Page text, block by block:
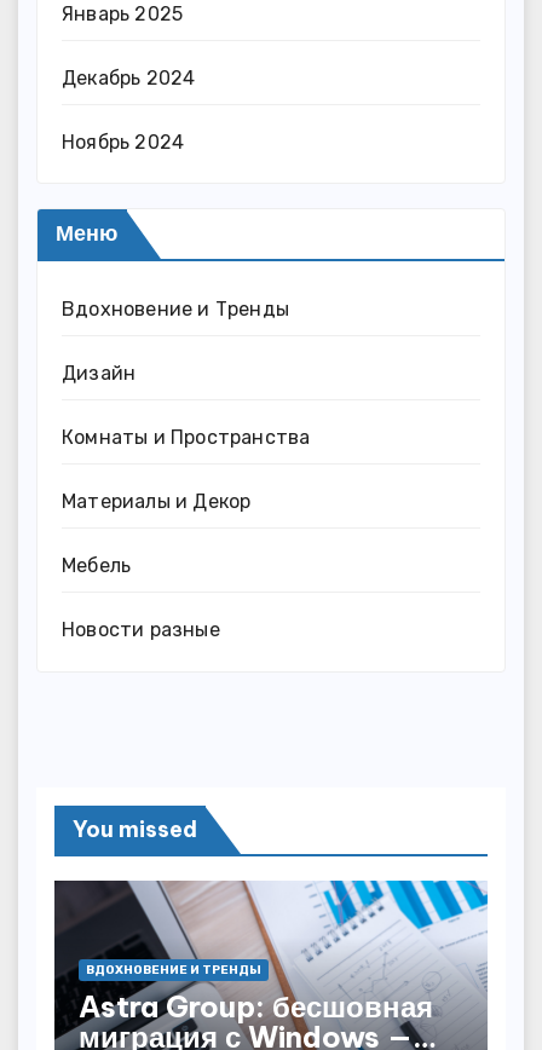
Январь 2025
Декабрь 2024
Ноябрь 2024
Меню
Вдохновение и Тренды
Дизайн
Комнаты и Пространства
Материалы и Декор
Мебель
Новости разные
You missed
ВДОХНОВЕНИЕ И ТРЕНДЫ
Astra Group: бесшовная
миграция с Windows —